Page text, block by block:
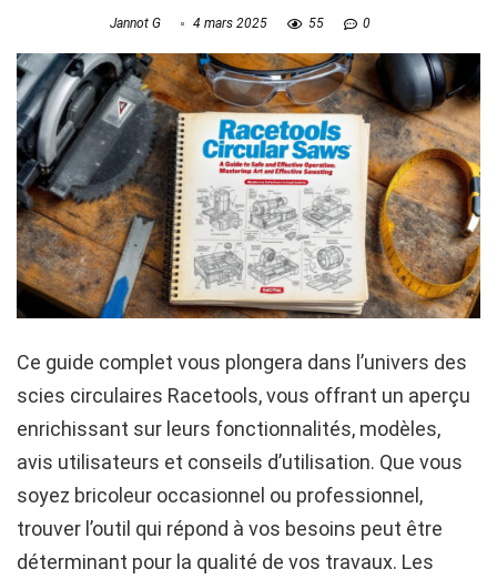
Jannot G 4 mars 2025 55 0
Ce guide complet vous plongera dans l’univers des
scies circulaires Racetools, vous offrant un aperçu
enrichissant sur leurs fonctionnalités, modèles,
avis utilisateurs et conseils d’utilisation. Que vous
soyez bricoleur occasionnel ou professionnel,
trouver l’outil qui répond à vos besoins peut être
déterminant pour la qualité de vos travaux. Les